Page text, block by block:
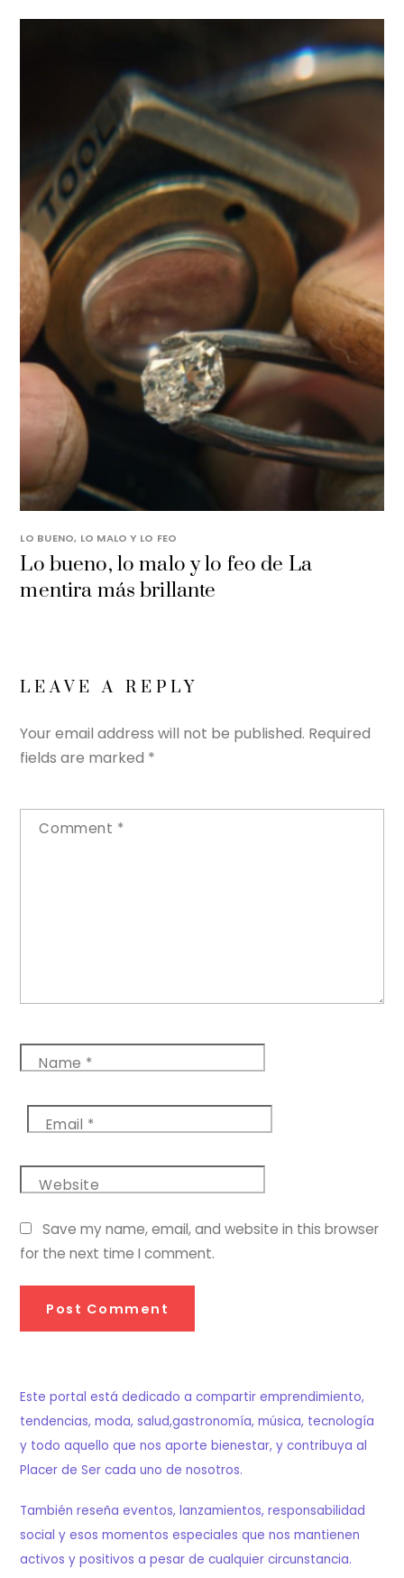
LO BUENO, LO MALO Y LO FEO
Lo bueno, lo malo y lo feo de La
mentira más brillante
LEAVE A REPLY
Your email address will not be published. Required
fields are marked *
Comment *
Name *
Email *
Website
Save my name, email, and website in this browser
for the next time I comment.
Este portal está dedicado a compartir emprendimiento,
tendencias, moda, salud,gastronomía, música, tecnología
y todo aquello que nos aporte bienestar, y contribuya al
Placer de Ser cada uno de nosotros.
También reseña eventos, lanzamientos, responsabilidad
social y esos momentos especiales que nos mantienen
activos y positivos a pesar de cualquier circunstancia.